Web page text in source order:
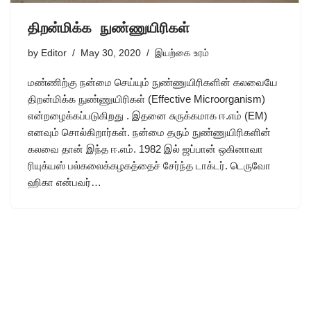
திறன்மிக்க நுண்ணுயிரிகள்
by Editor May 30, 2020 இயற்கை உரம்
மண்ணிற்கு நன்மை செய்யும் நுண்ணுயிரிகளின் கலவையே
திறன்மிக்க நுண்ணுயிரிகள் (Effective Microorganism)
என்றழைக்கப்படுகிறது . இதனை சுருக்கமாக ஈ.எம் (EM)
எனவும் சொல்கிறார்கள். நன்மை தரும் நுண்ணுயிரிகளின்
கலவை தான் இந்த ஈ.எம். 1982 இல் ஜப்பான் ஒகினாவா
ரியுக்யஸ் பல்கலைக்கழகத்தைச் சேர்ந்த டாக்டர். டெருவோ
ஹிகா என்பவர்…